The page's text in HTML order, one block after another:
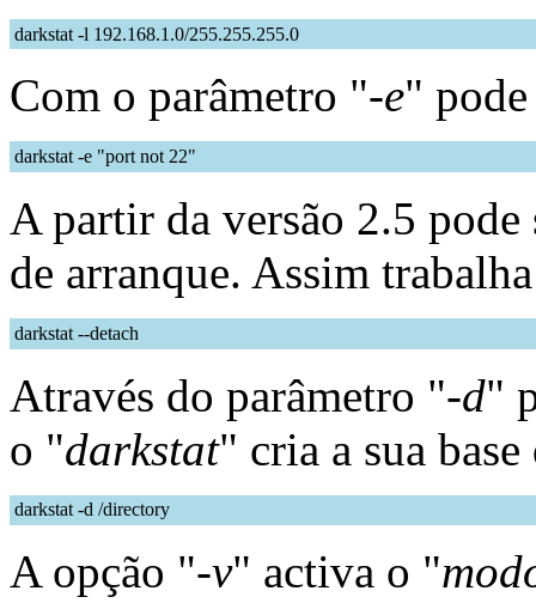
darkstat -l 192.168.1.0/255.255.255.0
Com o parâmetro "-e"
darkstat -e "port not 22"
A partir da versão 2.5 pode
de arranque. Assim
darkstat --detach
Através do parâmetro "-d"
o "darkstat" cria a sua base
darkstat -d /directory
A opção "-v" activa o "